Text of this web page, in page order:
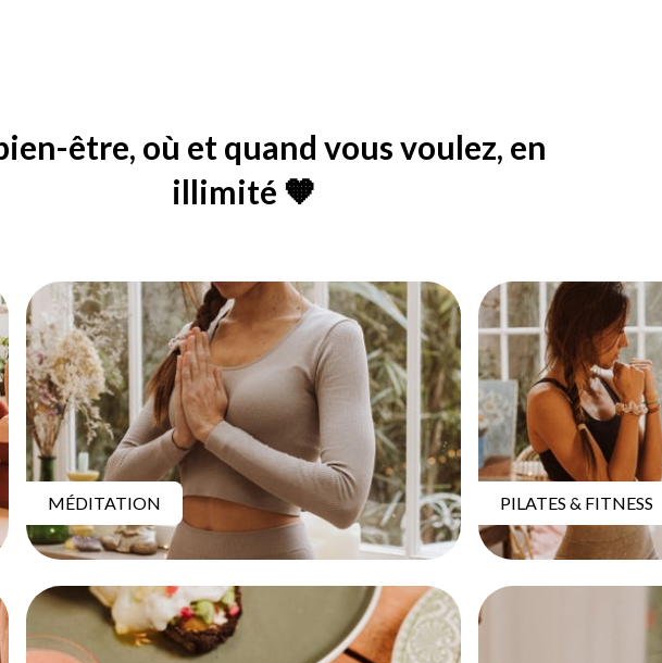
être, où et quand vous voulez, en
illimité 🧡
MÉDITATION PILATES & FITNESS